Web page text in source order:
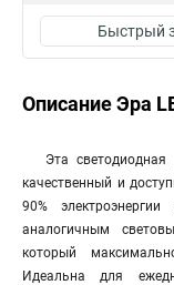
Быстрый
Описание Эра
Эта
качественный и
90%
аналогичным
который
Идеальна для